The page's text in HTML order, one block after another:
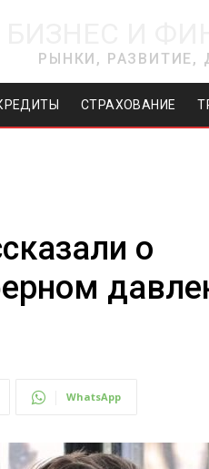
РЫНКИ, РАЗВИТИЕ,
СТРАХОВАНИЕ
о
WhatsApp